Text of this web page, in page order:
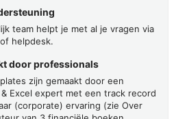
team helpt je met al je vragen via
helpdesk.
door professionals
zijn gemaakt door een
& Excel expert met een track record
(corporate) ervaring (zie Over